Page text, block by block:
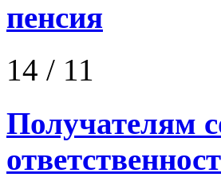
пенсия
14 / 11
Получателям